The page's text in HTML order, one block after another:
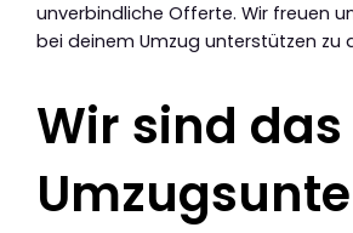
unverbindliche Offerte. Wir freuen
bei deinem Umzug unterstützen zu
Wir sind